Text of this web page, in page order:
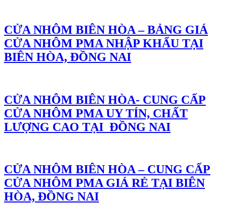
CỬA NHÔM BIÊN HÒA – BẢNG GIÁ
CỬA NHÔM PMA NHẬP KHẨU TẠI
BIÊN HÒA, ĐỒNG NAI
CỬA NHÔM BIÊN HÒA- CUNG CẤP
CỬA NHÔM PMA UY TÍN, CHẤT
LƯỢNG CAO TẠI ĐỒNG NAI
CỬA NHÔM BIÊN HÒA – CUNG CẤP
CỬA NHÔM PMA GIÁ RẺ TẠI BIÊN
HÒA, ĐỒNG NAI